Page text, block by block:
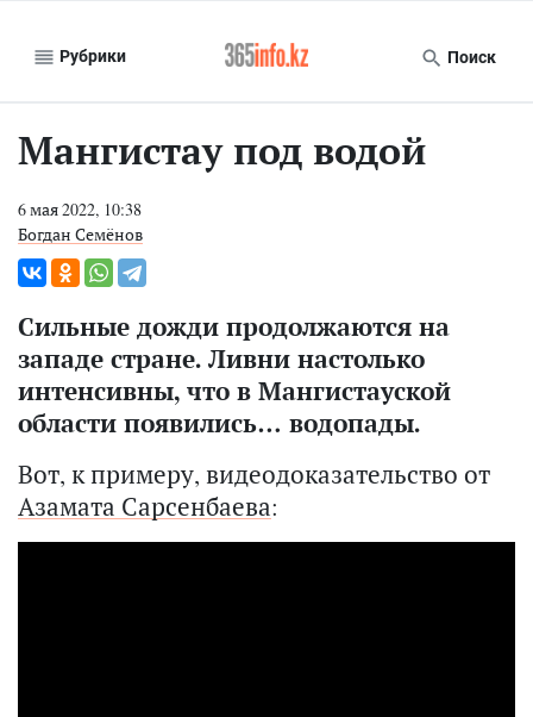
Рубрики Поиск
Мангистау под водой
6 мая 2022, 10:38
Богдан Семёнов
Сильные дожди продолжаются на
западе стране. Ливни настолько
интенсивны, что в Мангистауской
области появились… водопады.
Вот, к примеру, видеодоказательство от
Азамата Сарсенбаева: